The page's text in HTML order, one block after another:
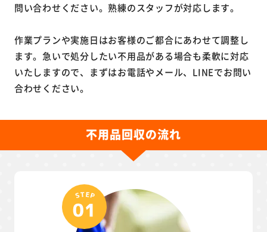
問い合わせください。熟練のスタッフが対応します。
作業プランや実施日はお客様のご都合にあわせて調整し
ます。急いで処分したい不用品がある場合も柔軟に対応
いたしますので、まずはお電話やメール、LINEでお問い
合わせください。
不用品回収の流れ